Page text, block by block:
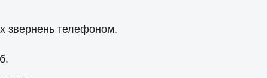
звернень телефоном.